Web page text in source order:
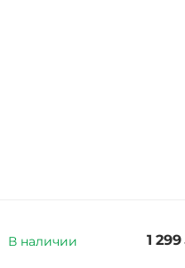
В наличии ‍1 299‍